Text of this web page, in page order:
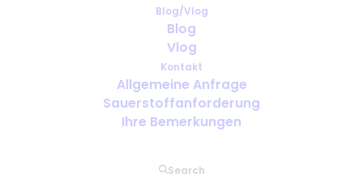
Blog/Vlog
Blog
Vlog
Kontakt
Allgemeine Anfrage
Sauerstoffanforderung
Ihre Bemerkungen
Search